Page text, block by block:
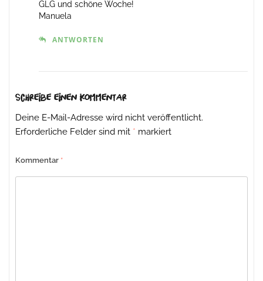
GLG und schöne Woche!
Manuela
ANTWORTEN
Schreibe einen Kommentar
Deine E-Mail-Adresse wird nicht veröffentlicht.
Erforderliche Felder sind mit * markiert
Kommentar *